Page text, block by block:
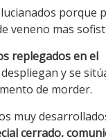
porque
veneno mas
replegados en el
y se
de morder.
muy
cerrado,